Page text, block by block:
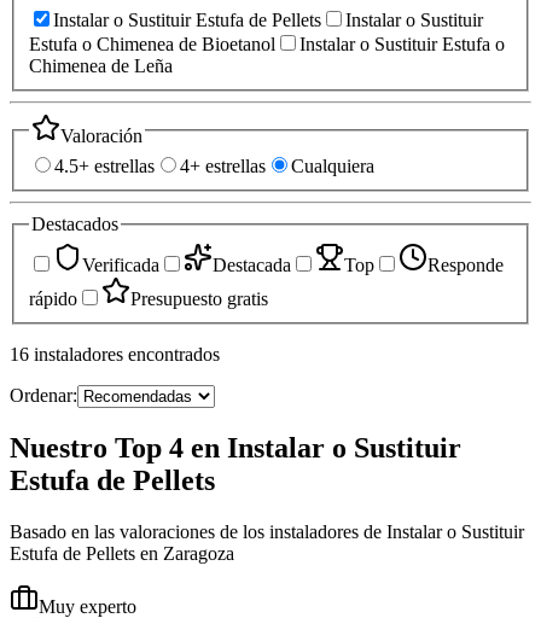
Instalar o Sustituir Estufa de Pellets
Instalar o Sustituir
Estufa o Chimenea de Bioetanol
Instalar o Sustituir Estufa o
Chimenea de Leña
Valoración
4.5+ estrellas
4+ estrellas Cualquiera
Destacados
Verificada
Destacada Top
Responde
rápido
Presupuesto gratis
16 instaladores encontrados
Ordenar:
Nuestro Top 4 en Instalar o Sustituir
Estufa de Pellets
Basado en las valoraciones de los instaladores de Instalar o Sustituir
Estufa de Pellets en Zaragoza
Muy experto